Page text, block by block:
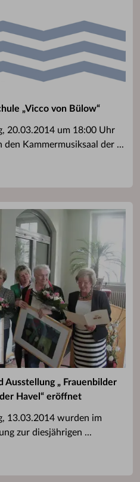
„Vicco von Bülow“
20.03.2014 um 18:00 Uhr
Kammermusiksaal der ...
Ausstellung „ Frauenbilder
Havel“ eröffnet
13.03.2014 wurden im
zur diesjährigen ...